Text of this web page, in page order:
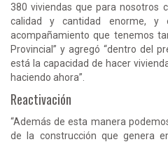
380 viviendas que para nosotros
calidad y cantidad enorme, y
acompañamiento que tenemos
Provincial” y agregó “dentro del
está la capacidad de hacer
haciendo ahora”.
Reactivación
“Además de esta manera
de la construcción que genera